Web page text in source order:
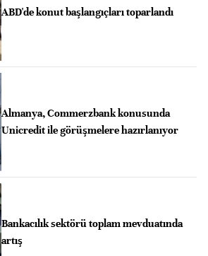
ABD'de konut başlangıçları toparlandı
Almanya, Commerzbank konusunda
Unicredit ile görüşmelere hazırlanıyor
Bankacılık sektörü toplam mevduatında
artış